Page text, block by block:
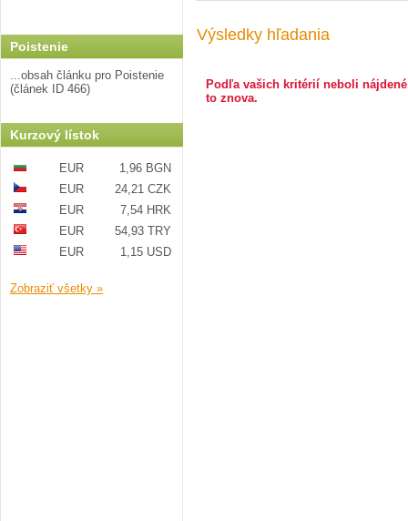
Poistenie
...obsah článku pro Poistenie
(článek ID 466)
Kurzový lístok
EUR
1,96 BGN
EUR
24,21 CZK
EUR
7,54 HRK
EUR
54,93 TRY
EUR
1,15 USD
Zobraziť všetky »
Výsledky hľadania
Podľa vašich kritérií neboli
to znova.